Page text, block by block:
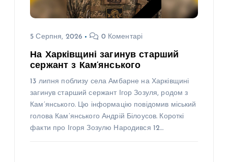
5 Серпня, 2026 0 Коментарі
На Харківщині загинув старший
сержант з Кам’янського
13 липня поблизу села Амбарне на Харківщині
загинув старший сержант Ігор Зозуля, родом з
Кам’янського. Цю інформацію повідомив міський
голова Кам’янського Андрій Білоусов. Короткі
факти про Ігоря Зозулю Народився 12…